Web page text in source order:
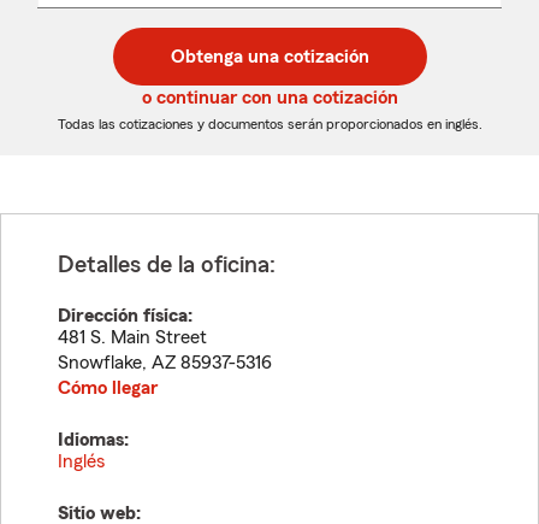
desplegable
de
5
dígitos
de
5
dígitos
Obtenga una cotización
o continuar con una cotización
Todas las cotizaciones y documentos serán proporcionados en inglés.
Detalles de la oficina:
Dirección física:
481 S. Main Street
Snowflake, AZ 85937-5316
Cómo llegar
Idiomas:
Inglés
Sitio web: